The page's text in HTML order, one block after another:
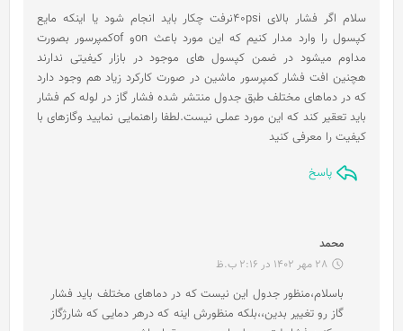
ت
سلام اگر فشار بالای 40psiنرفت چکار باید انجام شود یا اینکه مایع
کپسول را وارد مدار کنیم که این مورد باعث onو ofکمپرسور بصورت
مداوم میشود در ضمن کپسول های موجود در بازار کیفیتی ندارند
هچنین افت فشار کمپرسور ماشین در صورت کارکرد زیاد هم وجود دارد
که در دماهای مختلف طبق جدول منتشر شده فشار گاز در لوله کم فشار
باید تعقیر کند که این مورد عملی نیست.لطفا راهنمایی نمایید وگازهای با
کیفیت را معرفی کنید
پاسخ
محمد
ف28 مهر 1402 در 2:16 ب.ظ
باسلام،منظور جدول این نیست که در دماهای مختلف باید فشار
گاز رو تغییر بدین،،بلکه منظورش اینه که درهر دمایی که شارژگاز